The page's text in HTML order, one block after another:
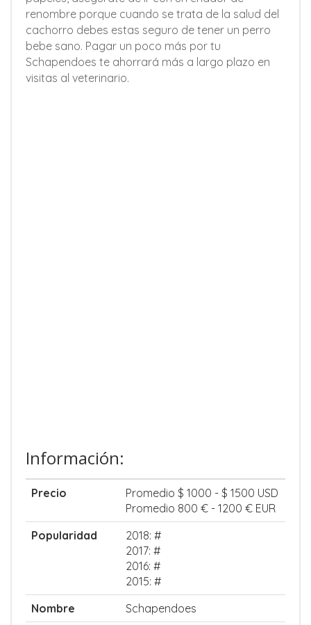
renombre porque cuando se trata de la salud del
cachorro debes estas seguro de tener un perro
bebe sano. Pagar un poco más por tu
Schapendoes te ahorrará más a largo plazo en
visitas al veterinario.
Información:
Precio
Promedio $ 1000 - $ 1500 USD
Promedio 800 € - 1200 € EUR
Popularidad
2018: #
2017: #
2016: #
2015: #
Nombre
Schapendoes